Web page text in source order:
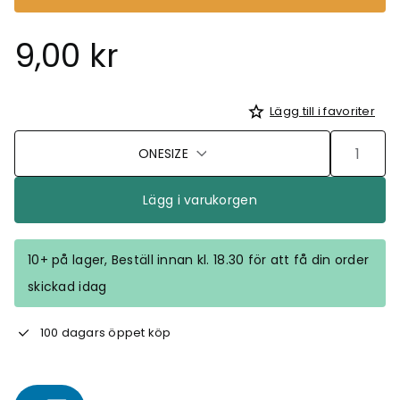
9,00 kr
Lägg till i favoriter
ONESIZE
Lägg i varukorgen
10+ på lager, Beställ innan kl. 18.30 för att få din order
skickad idag
100 dagars öppet köp